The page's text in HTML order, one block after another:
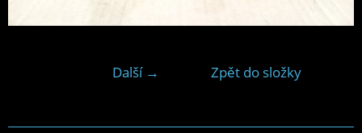
Další → Zpět do složky